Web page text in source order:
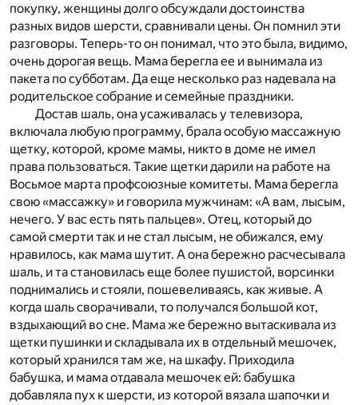
покупку, женщины долго обсуждали достоинства
разных видов шерсти, сравнивали цены. Он помнил эти
разговоры. Теперь-то он понимал, что это была, видимо,
очень дорогая вещь. Мама берегла ее и вынимала из
пакета по субботам. Да еще несколько раз надевала на
родительское собрание и семейные праздники.
Достав шаль, она усаживалась у телевизора,
включала любую программу, брала особую массажную
щетку, которой, кроме мамы, никто в доме не имел
права пользоваться. Такие щетки дарили на работе на
Восьмое марта профсоюзные комитеты. Мама берегла
свою «массажку» и говорила мужчинам: «А вам, лысым,
нечего. У вас есть пять пальцев». Отец, который до
самой смерти так и не стал лысым, не обижался, ему
нравилось, как мама шутит. А она бережно расчесывала
шаль, и та становилась еще более пушистой, ворсинки
поднимались и стояли, пошевеливаясь, как живые. А
когда шаль сворачивали, то получался большой кот,
вздыхающий во сне. Мама же бережно вытаскивала из
щетки пушинки и складывала их в отдельный мешочек,
который хранился там же, на шкафу. Приходила
бабушка, и мама отдавала мешочек ей: бабушка
добавляла пух к шерсти, из которой вязала шапочки и